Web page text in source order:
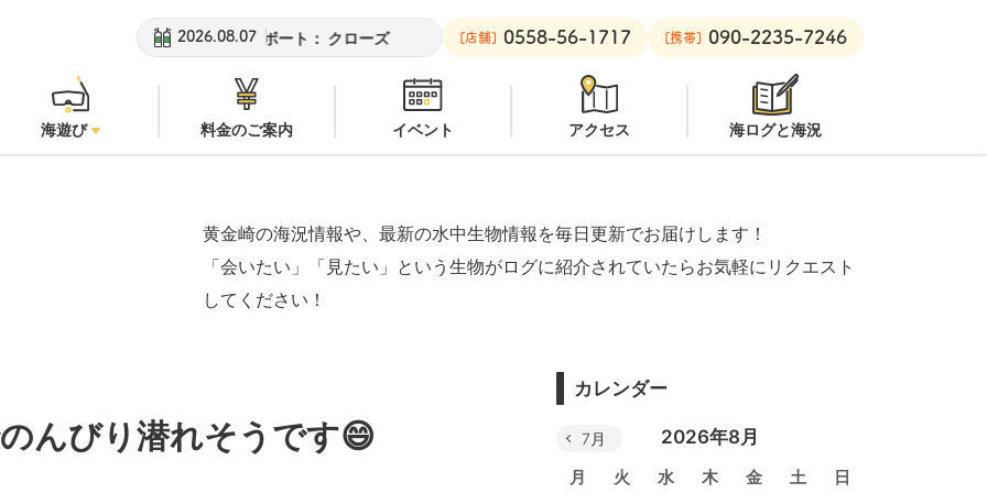
2026.08.07
潜水注意 安良里ボート： クローズ 黄金崎ビーチ：潜水注意 安良里ボート：クローズ
[店舗] 0558-56-1717 [携帯] 090-2235-7246
海遊び 料金のご案内 イベント アクセス 海ログと海況
黄金崎の海況情報や、最新の水中生物情報を毎日更新でお届けします！
「会いたい」「見たい」という生物がログに紹介されていたらお気軽にリクエスト
してください！
んびり潜れそうです😄
カレンダー
2026年8月
月 火 水 木 金 土 日
7月